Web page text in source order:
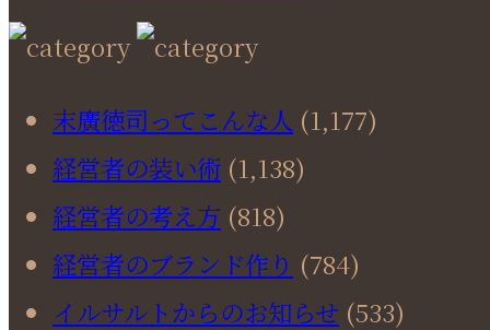
末廣徳司ってこんな人 (1,177)
経営者の装い術 (1,138)
経営者の考え方 (818)
経営者のブランド作り (784)
イルサルトからのお知らせ (533)